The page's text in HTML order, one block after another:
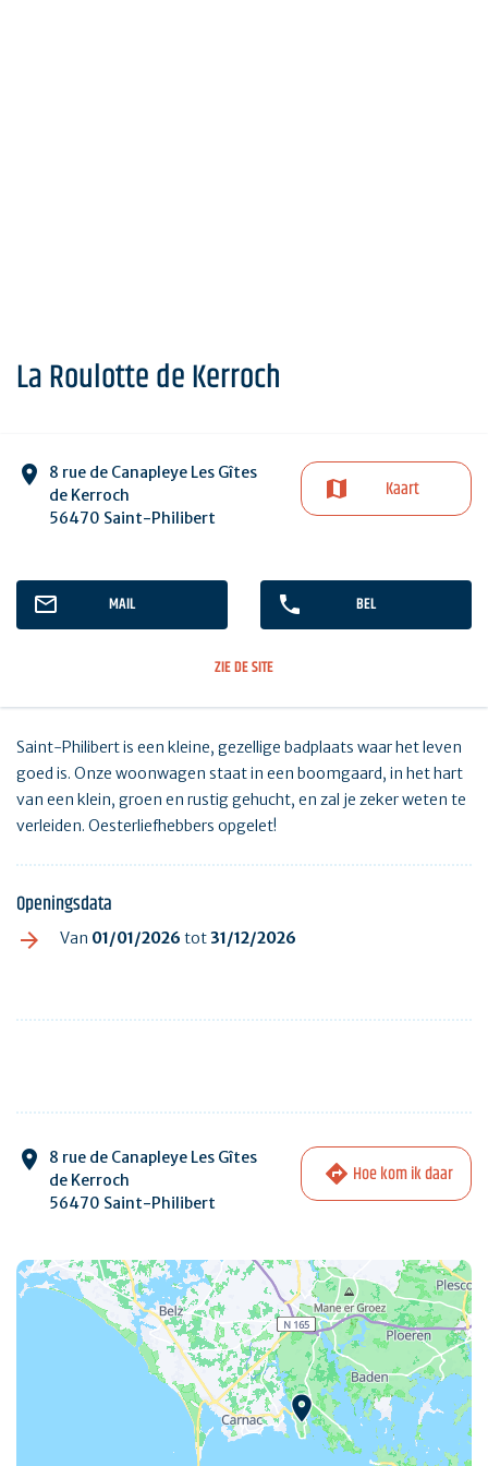
La Roulotte de Kerroch
8 rue de Canapleye Les Gîtes
de Kerroch
56470 Saint-Philibert
Kaart
MAIL BEL
ZIE DE SITE
Saint-Philibert is een kleine, gezellige badplaats waar het leven
goed is. Onze woonwagen staat in een boomgaard, in het hart
van een klein, groen en rustig gehucht, en zal je zeker weten te
verleiden. Oesterliefhebbers opgelet!
Openingsdata
Van 01/01/2026 tot31/12/2026
8 rue de Canapleye Les Gîtes
de Kerroch
56470 Saint-Philibert
Hoe kom ik daar